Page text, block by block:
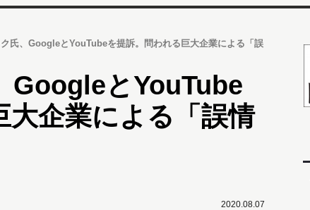
氏、GoogleとYouTubeを提訴。問われる巨大企業による「誤
GoogleとYouTube
大企業による「誤情
2020.08.07